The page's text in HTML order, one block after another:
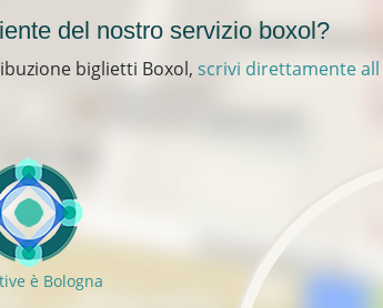
del nostro servizio boxol?
biglietti Boxol, scrivi direttamente
è Bologna